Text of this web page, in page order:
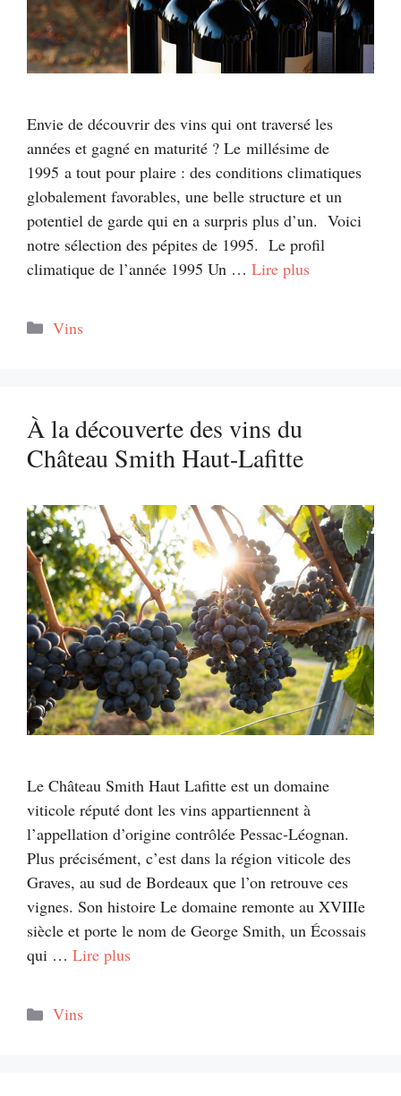
Envie de découvrir des vins qui ont traversé les
années et gagné en maturité ? Le millésime de
1995 a tout pour plaire : des conditions climatiques
globalement favorables, une belle structure et un
potentiel de garde qui en a surpris plus d’un. Voici
notre sélection des pépites de 1995. Le profil
climatique de l’année 1995 Un … Lire plus
Catégories
Vins
À la découverte des vins du
Château Smith Haut-Lafitte
Le Château Smith Haut Lafitte est un domaine
viticole réputé dont les vins appartiennent à
l’appellation d’origine contrôlée Pessac-Léognan.
Plus précisément, c’est dans la région viticole des
Graves, au sud de Bordeaux que l’on retrouve ces
vignes. Son histoire Le domaine remonte au XVIIIe
siècle et porte le nom de George Smith, un Écossais
qui … Lire plus
Catégories
Vins